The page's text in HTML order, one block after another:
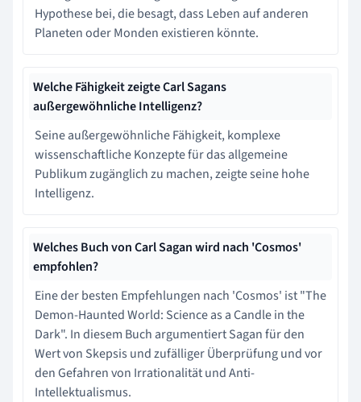
Hypothese bei, die besagt, dass Leben auf anderen
Planeten oder Monden existieren könnte.
Welche Fähigkeit zeigte Carl Sagans
außergewöhnliche Intelligenz?
Seine außergewöhnliche Fähigkeit, komplexe
wissenschaftliche Konzepte für das allgemeine
Publikum zugänglich zu machen, zeigte seine hohe
Intelligenz.
Welches Buch von Carl Sagan wird nach 'Cosmos'
empfohlen?
Eine der besten Empfehlungen nach 'Cosmos' ist "The
Demon-Haunted World: Science as a Candle in the
Dark". In diesem Buch argumentiert Sagan für den
Wert von Skepsis und zufälliger Überprüfung und vor
den Gefahren von Irrationalität und Anti-
Intellektualismus.